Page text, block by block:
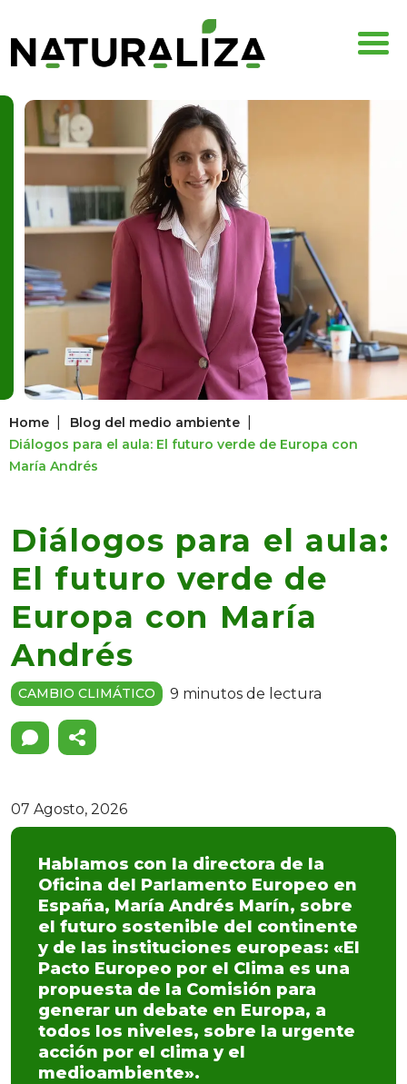
Home Blog del medio ambiente
Diálogos para el aula: El futuro verde de Europa con
María Andrés
Diálogos para el aula:
El futuro verde de
Europa con María
Andrés
CAMBIO CLIMÁTICO 9 minutos de lectura
07 Agosto, 2026
Hablamos con la directora de la
Oficina del Parlamento Europeo en
España, María Andrés Marín, sobre
el futuro sostenible del continente
y de las instituciones europeas: «El
Pacto Europeo por el Clima es una
propuesta de la Comisión para
generar un debate en Europa, a
todos los niveles, sobre la urgente
acción por el clima y el
medioambiente».